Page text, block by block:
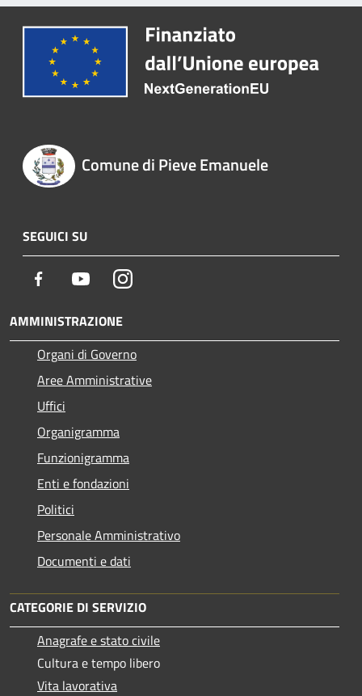
Comune di Pieve Emanuele
SEGUICI SU
Facebook YoutubeInstagram
AMMINISTRAZIONE
Organi di Governo
Aree Amministrative
Uffici
Organigramma
Funzionigramma
Enti e fondazioni
Politici
Personale Amministrativo
Documenti e dati
CATEGORIE DI SERVIZIO
Anagrafe e stato civile
Cultura e tempo libero
Vita lavorativa